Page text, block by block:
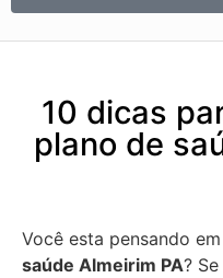
10 dicas
plano de
Você esta pensando em
saúde Almeirim PA?